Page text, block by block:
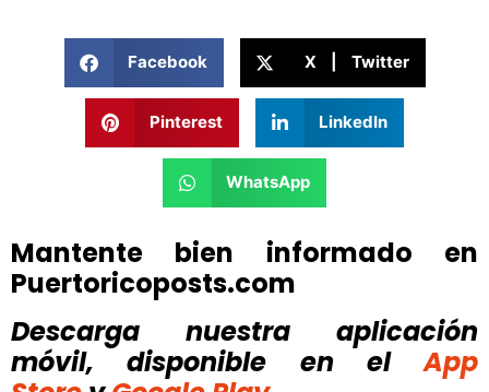
Facebook X | Twitter
Pinterest LinkedIn
WhatsApp
Mantente bien informado en
Puertoricoposts.com
Descarga nuestra aplicación
móvil, disponible
en el
App